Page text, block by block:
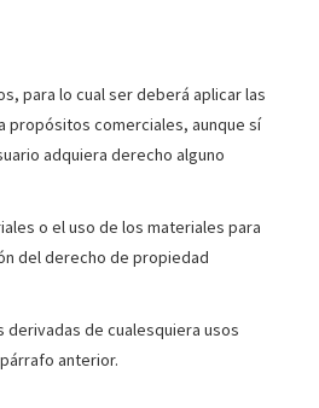
para lo cual ser deberá aplicar las
propósitos comerciales, aunque sí
adquiera derecho alguno
o el uso de los materiales para
del derecho de propiedad
derivadas de cualesquiera usos
anterior.